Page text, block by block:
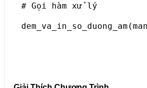
# Gọi hàm xử lý